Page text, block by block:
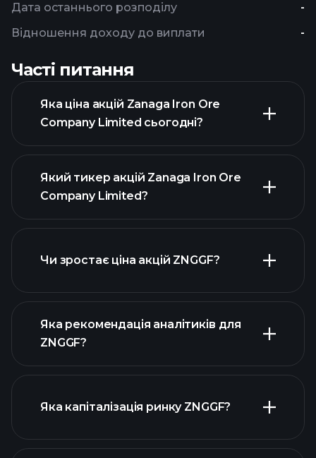
Відношення доходу до виплати -
Дата останнього розподілу -
Часті питання
Яка ціна акцій Zanaga Iron Ore
Company Limited сьогодні?
Який тикер акцій Zanaga Iron Ore
Company Limited?
Чи зростає ціна акцій ZNGGF?
діаграмі ZNGGF
Яка рекомендація аналітиків для
ZNGGF?
Яка капіталізація ринку ZNGGF?